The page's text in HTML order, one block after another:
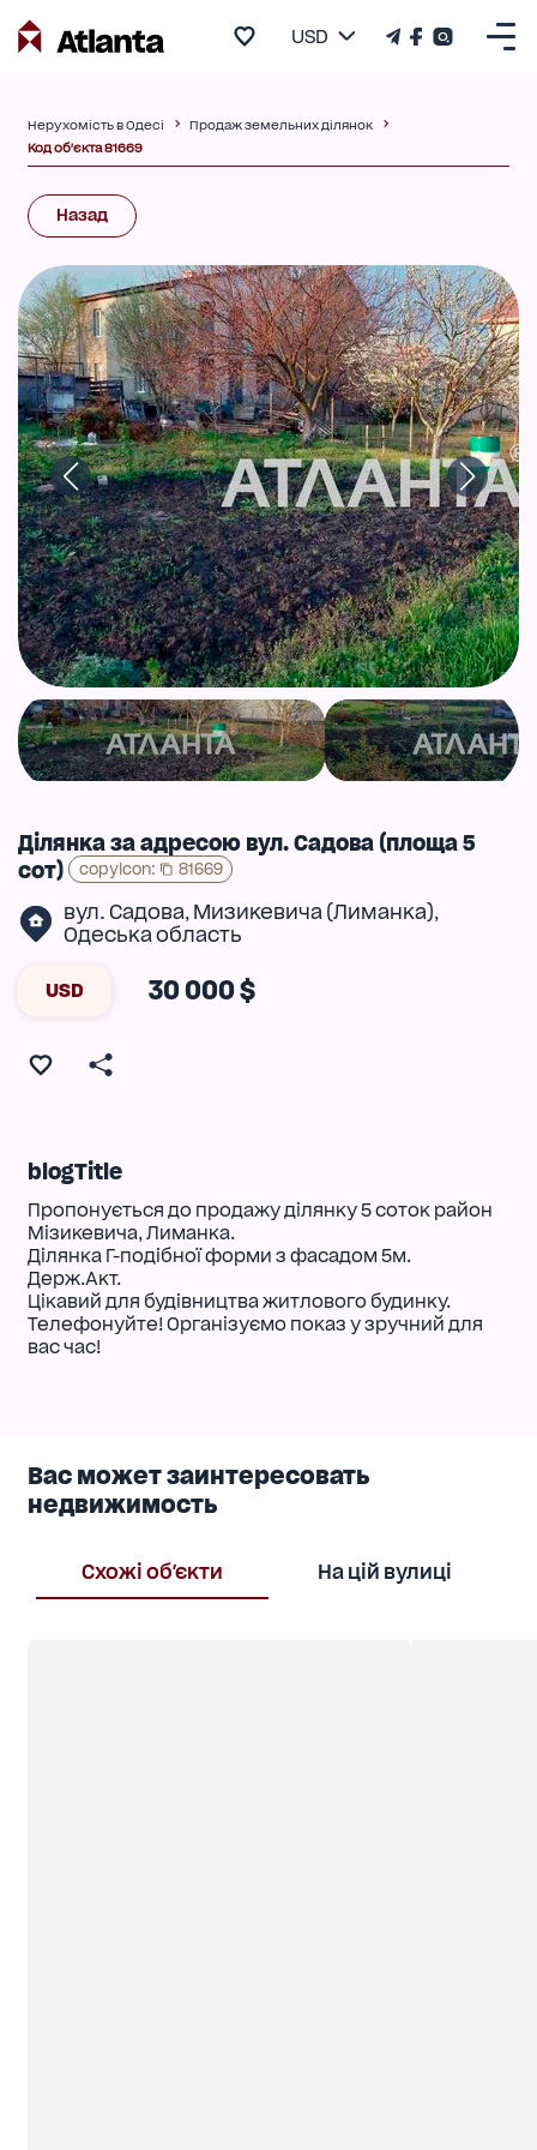
USD
Нерухомість в Одесі
Продаж земельних ділянок
Код об'єкта 81669
Назад
Ділянка за адресою вул. Садова (площа 5
сот)
copyIcon: 81669
вул. Садова, Мизикевича (Лиманка),
Одеська область
USD 30 000 $
blogTitle
Пропонується до продажу ділянку 5 соток район
Мізикевича, Лиманка.
Ділянка Г-подібної форми з фасадом 5м.
Держ.Акт.
Цікавий для будівництва житлового будинку.
Телефонуйте! Організуємо показ у зручний для
вас час!
Вас может заинтересовать
недвижимость
Схожі об'єкти На цій вулиці